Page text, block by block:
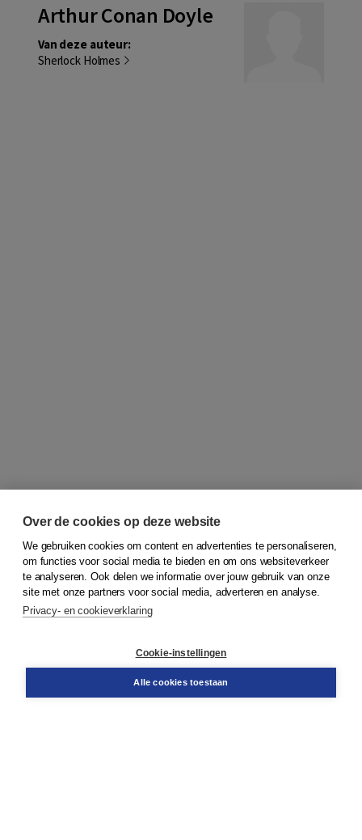
Arthur Conan Doyle
Van deze auteur:
Sherlock Holmes
© 2026Koninklijke Boom uitgevers
Bestellen
Over de cookies op deze website
We gebruiken cookies om content en advertenties te personaliseren,
om functies voor social media te bieden en om ons websiteverkeer
te analyseren. Ook delen we informatie over jouw gebruik van onze
site met onze partners voor social media, adverteren en analyse.
Privacy- en cookieverklaring
Cookie-instellingen
Alle cookies toestaan